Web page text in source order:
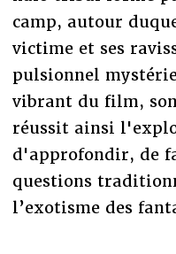
camp, autour
victime et ses
pulsionnel
vibrant du film, son
réussit ainsi
d'approfondir, de
questions
l’exotisme des